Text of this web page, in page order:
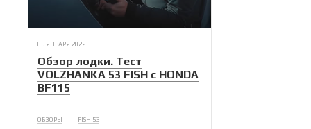
09 ЯНВАРЯ 2022
Обзор лодки. Тест
VOLZHANKA 53 FISH с HONDA
BF115
ОБЗОРЫ FISH 53